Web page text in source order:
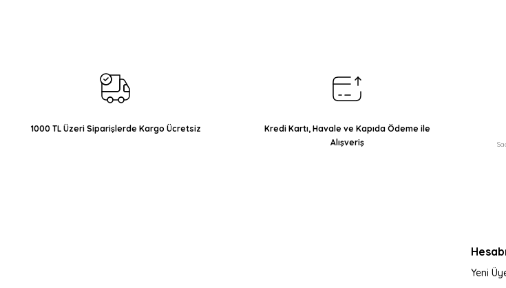
Ürün fiyatı diğer sitelerden daha pahalı.
Bu ürüne benzer farklı alternatifler olmalı.
1000 TL Üzeri Siparişlerde Kargo Ücretsiz
Kredi Kartı, Havale ve Kapıda Ödeme ile
Alışveriş
Yeni